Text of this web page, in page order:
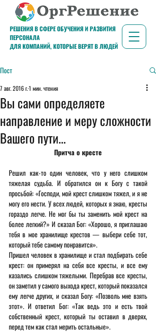
РЕШЕНИЯ В СФЕРЕ ОБУЧЕНИЯ И РАЗВИТИЯ
ПЕРСОНАЛА
ДЛЯ КОМПАНИЙ, КОТОРЫЕ ВЕРЯТ В ЛЮДЕЙ
Пост
Вы сами определяете
направление и меру сложности
Вашего пути...
7 авг. 2016 г.1 мин. чтения
Притча о кресте
Решил как-то один человек, что у него слишком
тяжелая судьба. И обратился он к Богу с такой
просьбой: «Господи, мой крест слишком тяжел, и я не
могу его нести. У всех людей, которых я знаю, кресты
гораздо легче. Не мог бы ты заменить мой крест на
более легкий?» И сказал Бог: «Хорошо, я приглашаю
тебя в мое хранилище крестов — выбери себе тот,
который тебе самому понравится».
Пришел человек в хранилище и стал подбирать себе
крест: он примерял на себя все кресты, и все ему
казались слишком тяжелыми. Перебрав все кресты,
он заметил у самого выхода крест, который показался
ему легче других, и сказал Богу: «Позволь мне взять
этот». И ответил Бог: «Так ведь это и есть твой
собственный крест, который ты оставил в дверях,
перед тем как стал мерить остальные».